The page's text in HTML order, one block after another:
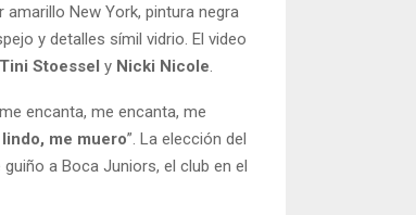
New York, pintura negra
y detalles símil vidrio. El video
Tini Stoessel y Nicki Nicole.
encanta, me encanta, me
me muero”. La elección del
a Boca Juniors, el club en el